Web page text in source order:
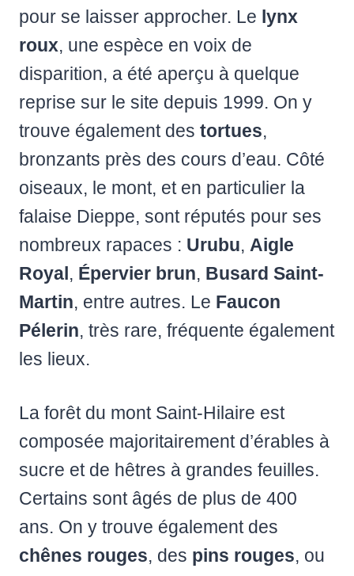
pour se laisser approcher. Le lynx
roux, une espèce en voix de
disparition, a été aperçu à quelque
reprise sur le site depuis 1999. On y
trouve également des tortues,
bronzants près des cours d’eau. Côté
oiseaux, le mont, et en particulier la
falaise Dieppe, sont réputés pour ses
nombreux rapaces : Urubu, Aigle
Royal , Épervier brun, Busard Saint-
Martin, entre autres. Le Faucon
Pélerin, très rare, fréquente également
les lieux.
La forêt du mont Saint-Hilaire est
composée majoritairement d’érables à
sucre et de hêtres à grandes feuilles.
Certains sont âgés de plus de 400
ans. On y trouve également des
chênes rouges, des pins rouges, ou